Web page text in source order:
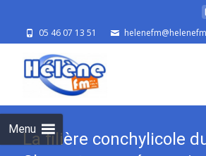
05 46 07 13 51
Menu
La filière conchylicole